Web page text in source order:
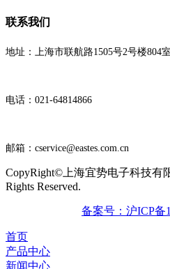
联系我们
地址：上海市联航路1505号2号楼804室
电话：021-64814866
邮箱：cservice@eastes.com.cn
CopyRight©上海宜势电子科技有
Rights Reserved.
备案号：沪ICP备
首页
产品中心
新闻中心